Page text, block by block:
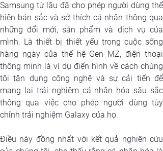
Samsung từ lâu đã cho phép người dùng thể
hiện bản sắc và sở thích cá nhân thông qua
những đổi mới, sản phẩm và dịch vụ của
mình. Là thiết bị thiết yếu trong cuộc sống
hàng ngày của thế hệ Gen MZ, điện thoại
thông minh là ví dụ điển hình về cách chúng
tôi tận dụng công nghệ và sự cải tiến để
mang lại trải nghiệm cá nhân hóa sâu sắc
thông qua việc cho phép người dùng tùy
chỉnh trải nghiệm Galaxy của họ.
Điều này đồng nhất với kết quả nghiên cứu